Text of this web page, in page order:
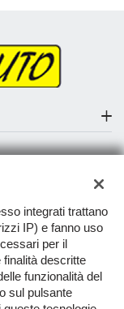
TORNA IN CIMA
integrati trattano
IP) e fanno uso
per il
finalità descritte
funzionalità del
sul pulsante